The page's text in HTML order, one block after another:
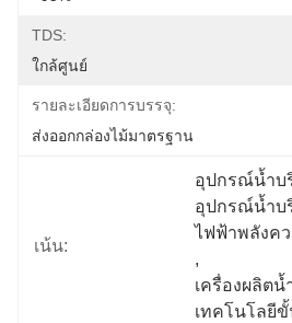
TDS:
ใกล้ศูนย์
รายละเอียดการบรรจุ:
ส่งออกกล่องไม้มาตรฐาน
เน้น:
อุปกรณ์น้ำบ
อุปกรณ์น้ำบ
ไฟฟ้าพลังค
,
เครื่องผลิต
เทคโนโลยีขั้